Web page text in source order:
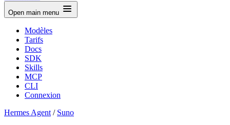
Open main menu
Modèles
Tarifs
Docs
SDK
Skills
MCP
CLI
Connexion
Hermes Agent / Suno